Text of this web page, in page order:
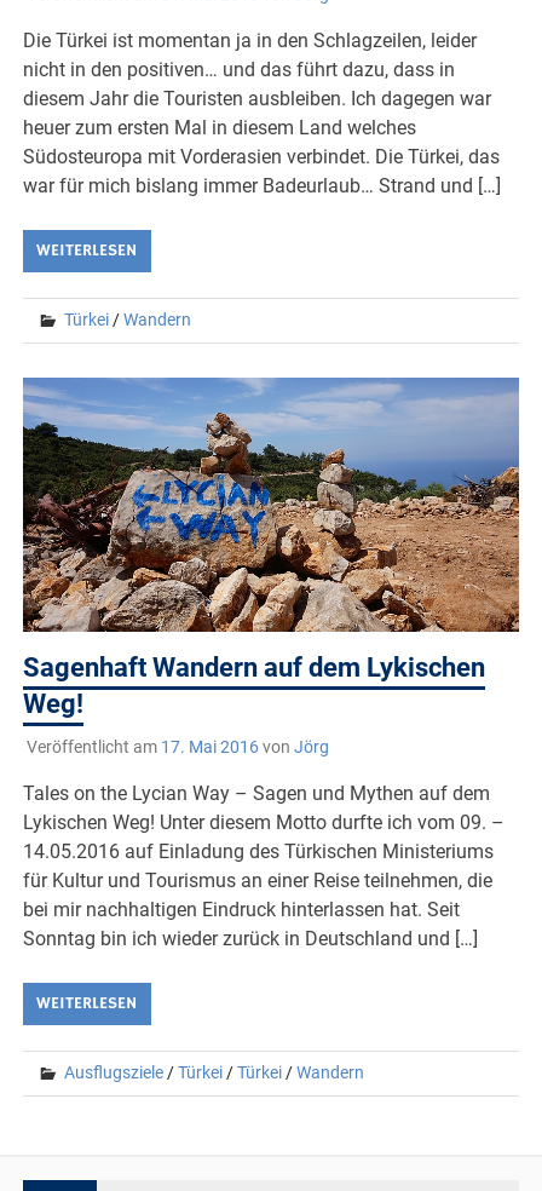
Die Türkei ist momentan ja in den Schlagzeilen, leider
nicht in den positiven… und das führt dazu, dass in
diesem Jahr die Touristen ausbleiben. Ich dagegen war
heuer zum ersten Mal in diesem Land welches
Südosteuropa mit Vorderasien verbindet. Die Türkei, das
war für mich bislang immer Badeurlaub… Strand und […]
WEITERLESEN
Türkei /Wandern
Sagenhaft Wandern auf dem Lykischen
Weg!
Veröffentlicht am 17. Mai 2016von Jörg
Tales on the Lycian Way – Sagen und Mythen auf dem
Lykischen Weg! Unter diesem Motto durfte ich vom 09. –
14.05.2016 auf Einladung des Türkischen Ministeriums
für Kultur und Tourismus an einer Reise teilnehmen, die
bei mir nachhaltigen Eindruck hinterlassen hat. Seit
Sonntag bin ich wieder zurück in Deutschland und […]
WEITERLESEN
Ausflugsziele/Türkei/Türkei/Wandern